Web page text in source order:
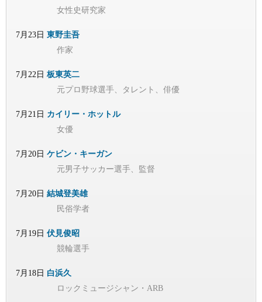
女性史研究家
7月23日 東野圭吾
作家
7月22日 板東英二
元プロ野球選手、タレント、俳優
7月21日 カイリー・ホットル
女優
7月20日 ケビン・キーガン
元男子サッカー選手、監督
7月20日 結城登美雄
民俗学者
7月19日 伏見俊昭
競輪選手
7月18日 白浜久
ロックミュージシャン・ARB